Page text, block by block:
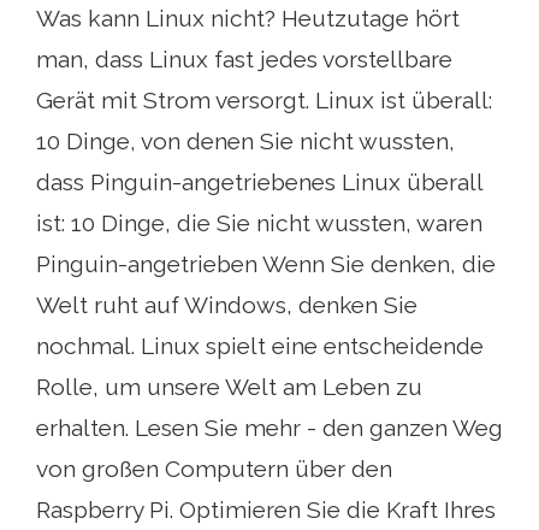
Was kann Linux nicht? Heutzutage hört
man, dass Linux fast jedes vorstellbare
Gerät mit Strom versorgt. Linux ist überall:
10 Dinge, von denen Sie nicht wussten,
dass Pinguin-angetriebenes Linux überall
ist: 10 Dinge, die Sie nicht wussten, waren
Pinguin-angetrieben Wenn Sie denken, die
Welt ruht auf Windows, denken Sie
nochmal. Linux spielt eine entscheidende
Rolle, um unsere Welt am Leben zu
erhalten. Lesen Sie mehr - den ganzen Weg
von großen Computern über den
Raspberry Pi. Optimieren Sie die Kraft Ihres